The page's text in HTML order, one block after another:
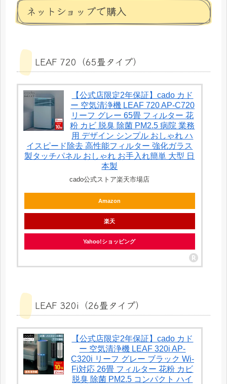
ネットショップで購入
LEAF 720（65畳タイプ）
【公式店限定2年保証】cado カド
ー 空気清浄機 LEAF 720 AP-C720
リーフ グレー 65畳 フィルター 花
粉 カビ 脱臭 除菌 PM2.5 病院 業務
用 デザイン シンプル おしゃれ ハ
イスピード除去 高性能フィルター 強化ガラス
製タッチパネル おしゃれ お手入れ簡単 大型 日
本製
cado公式ストア楽天市場店
Amazon
楽天
Yahoo!ショッピング
LEAF 320i（26畳タイプ）
【公式店限定2年保証】cado カド
ー 空気清浄機 LEAF 320i AP-
C320i リーフ グレー ブラック Wi-
Fi対応 26畳 フィルター 花粉 カビ
脱臭 除菌 PM2.5 コンパクト ハイ